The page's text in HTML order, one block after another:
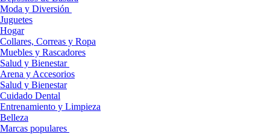
Moda y Diversión
Juguetes
Hogar
Collares, Correas y Ropa
Muebles y Rascadores
Salud y Bienestar
Arena y Accesorios
Salud y Bienestar
Cuidado Dental
Entrenamiento y Limpieza
Belleza
Marcas populares